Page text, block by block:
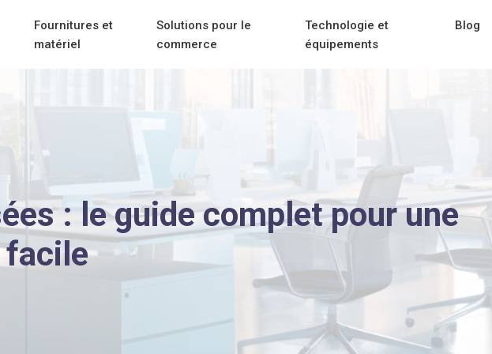
Fournitures et
matériel
Solutions pour le
commerce
Technologie et
équipements
Blog
: le guide complet pour une